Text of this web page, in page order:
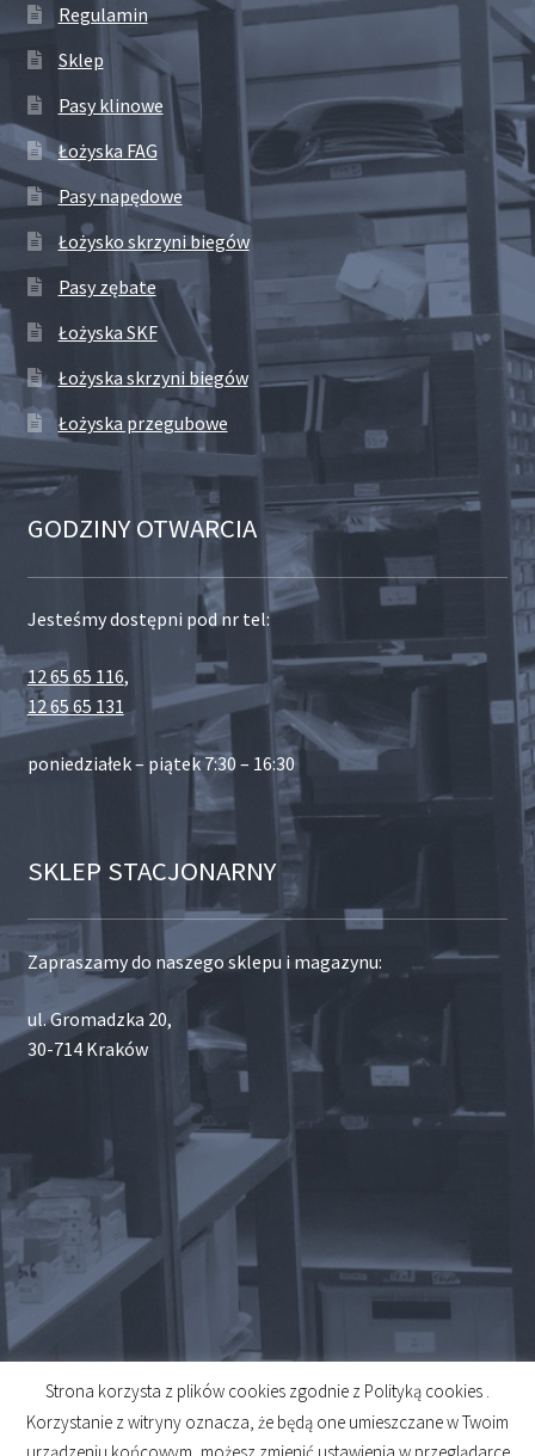
Regulamin
Sklep
Pasy klinowe
Łożyska FAG
Pasy napędowe
Łożysko skrzyni biegów
Pasy zębate
Łożyska SKF
Łożyska skrzyni biegów
Łożyska przegubowe
GODZINY OTWARCIA
Jesteśmy dostępni pod nr tel:
12 65 65 116,
12 65 65 131
poniedziałek – piątek 7:30 – 16:30
SKLEP STACJONARNY
Zapraszamy do naszego sklepu i magazynu:
ul. Gromadzka 20,
30-714 Kraków
© 2026
Created byMidero
Strona korzysta z plików cookies zgodnie z Polityką cookies .
Korzystanie z witryny oznacza, że będą one umieszczane w Twoim